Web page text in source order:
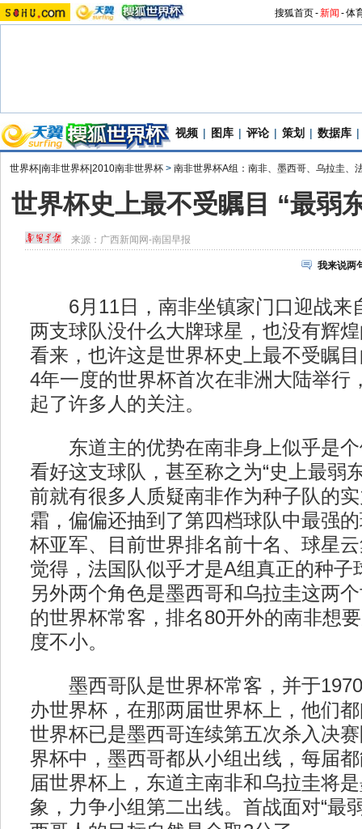
搜狐首页-新闻 -体
视频 | 图库 | 评论 | 策划 | 数据库 |
世界杯|南非世界杯|2010南非世界杯 > 南非世界杯A组：南非、墨西哥、乌拉圭、
世界杯史上最不受瞩目 “最弱
来源： 广西新闻网-南国早报
我来说两
6月11日，南非坐镇家门口迎战来
两支球队没什么大牌球星，也没有辉
看来，也许这是世界杯史上最不受瞩
4年一度的世界杯首次在非洲大陆举行
起了许多人的关注。
东道主的优势在南非身上似乎是个
看好这支球队，甚至称之为“史上最弱
前就有很多人质疑南非作为种子队的
霜，偏偏还抽到了第四档球队中最强
杯亚军、目前世界排名前十名、球星
觉得，法国队似乎才是A组真正的种子
另外两个角色是墨西哥和乌拉圭这两
的世界杯常客，排名80开外的南非想
度不小。
墨西哥队是世界杯常客，并于1970
办世界杯，在那两届世界杯上，他们
世界杯已是墨西哥连续第五次杀入决
界杯中，墨西哥都从小组出线，每届
届世界杯上，东道主南非和乌拉圭将
象，力争小组第二出线。首战面对“最